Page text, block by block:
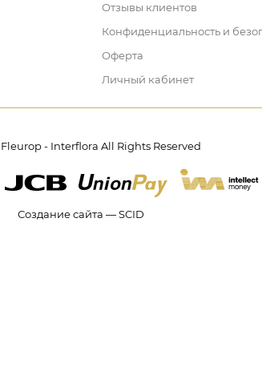
Отзывы клиентов
Конфиденциальность и
Оферта
Личный кабинет
- Interflora All Rights Reserved
Создание сайта — SCID